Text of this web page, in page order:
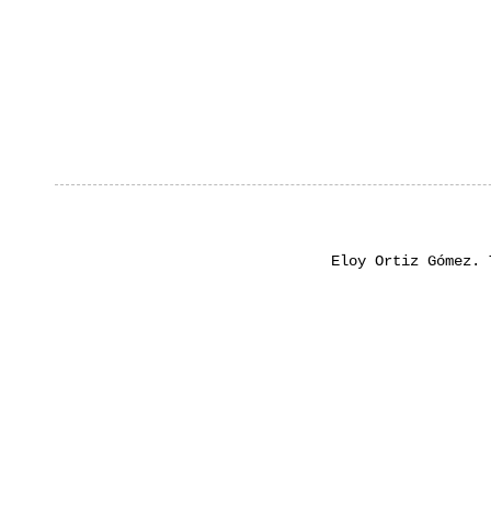
Eloy Ortiz